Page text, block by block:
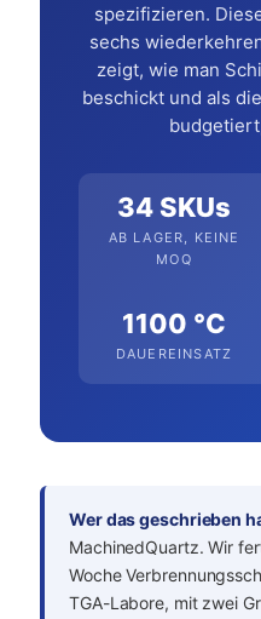
spezifizieren.
sechs
zeigt, wie man
beschickt und als
34 SKUs
AB LAGER, KEINE
MOQ
1100 °C
DAUEREINSATZ
Wer das geschrieben
MachinedQuartz. Wir
Woche
TGA-Labore, mit zwei